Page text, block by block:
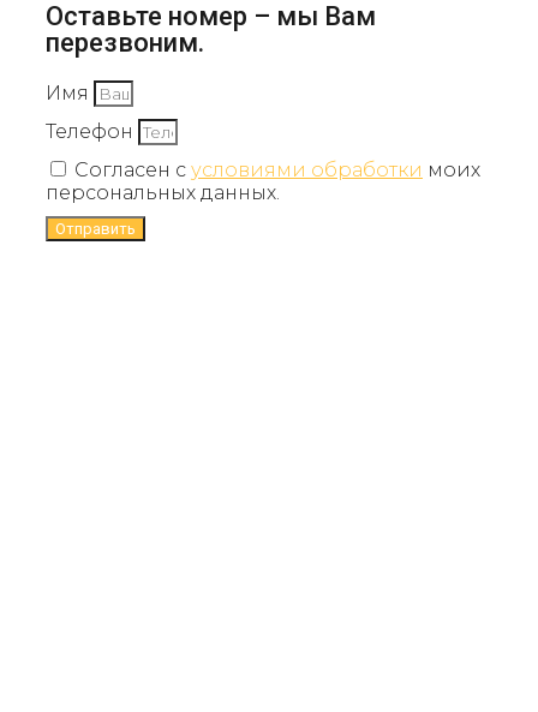
Оставьте номер – мы Вам
перезвоним.
Имя
Телефон
Согласен с условиями обработки моих
персональных данных.
Отправить